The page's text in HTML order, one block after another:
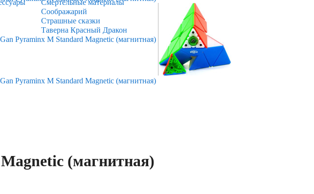
Смертельные материалы
Соображарий
Страшные сказки
Таверна Красный Дракон
(магнитная)